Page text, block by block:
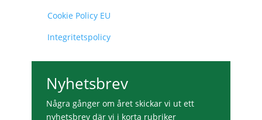
Cookie Policy EU
Integritetspolicy
Nyhetsbrev
Några gånger om året skickar vi ut ett
nyhetsbrev där vi i korta rubriker